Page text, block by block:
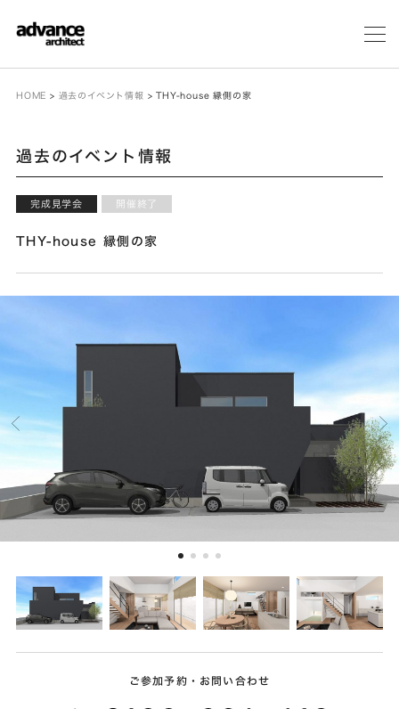
メ
HOME > 過去のイベント情報 >THY-house 縁側の家
過去のイベント情報
完成見学会 開催終了
THY-house 縁側の家
ご参加予約・お問い合わせ